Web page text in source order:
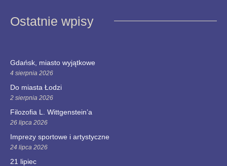
Ostatnie wpisy
Gdańsk, miasto wyjątkowe
4 sierpnia 2026
Do miasta Łodzi
2 sierpnia 2026
Filozofia L. Wittgenstein’a
26 lipca 2026
Imprezy sportowe i artystyczne
24 lipca 2026
21 lipiec